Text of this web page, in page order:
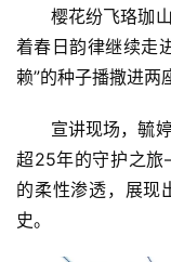
樱花纷飞珞珈
着春日韵律继续走
赖”的种子播撒进两
宣讲现场，毓
超25年的守护之
的柔性渗透，展现
史。